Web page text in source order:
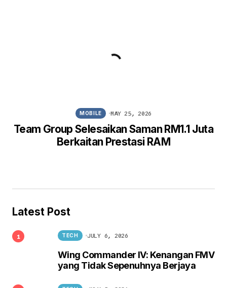
Team Group Selesaikan Saman RM1.1 Juta
Berkaitan Prestasi RAM
MOBILE MAY 25, 2026
Latest Post
Wing Commander IV: Kenangan FMV
yang Tidak Sepenuhnya Berjaya
TECH JULY 6, 2026